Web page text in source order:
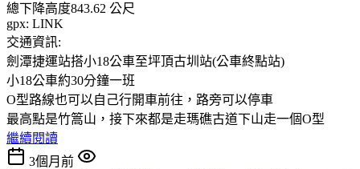
總下降高度843.62 公尺
gpx: LINK
交通資訊:
劍潭捷運站搭小18公車至坪頂古圳站(公車終點站)
小18公車約30分鐘一班
O型路線也可以自己行開車前往，路旁可以停車
最高點是竹篙山，接下來都是走瑪礁古道下山走一個O型
繼續閱讀
3個月前